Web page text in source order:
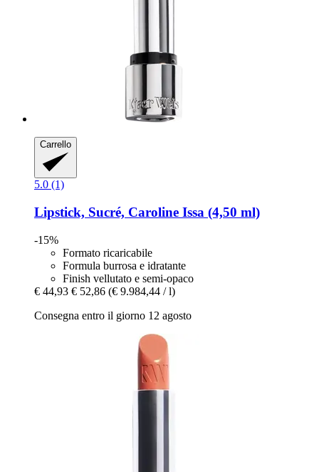
Carrello
5.0 (1)
Lipstick, Sucré, Caroline Issa (4,50 ml)
-15%
Formato ricaricabile
Formula burrosa e idratante
Finish vellutato e semi-opaco
€ 44,93 € 52,86 (€ 9.984,44 / l)
Consegna entro il giorno 12 agosto